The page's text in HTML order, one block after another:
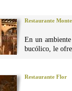
Restaurante
En un
bucólico, le
Restaurante Flor